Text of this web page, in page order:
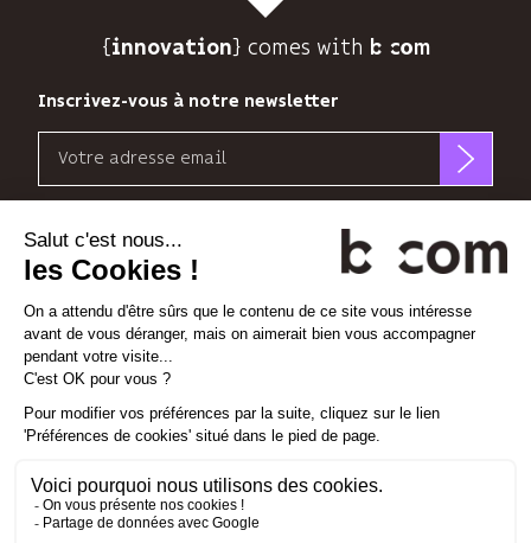
pouvez
vous
désinscrire
moment
lien
de
la
fin
chaque
En
savoir
plus
{innovation} comes with b>
Inscrivez-vous à notre newsletter
b<>com
votre
adresse
email
que
pour
vous
envoyer
sa
et
suivre
Découvrez nos nouvelles dimensions
* *
Gestion des cookies
Politique de confidentialité